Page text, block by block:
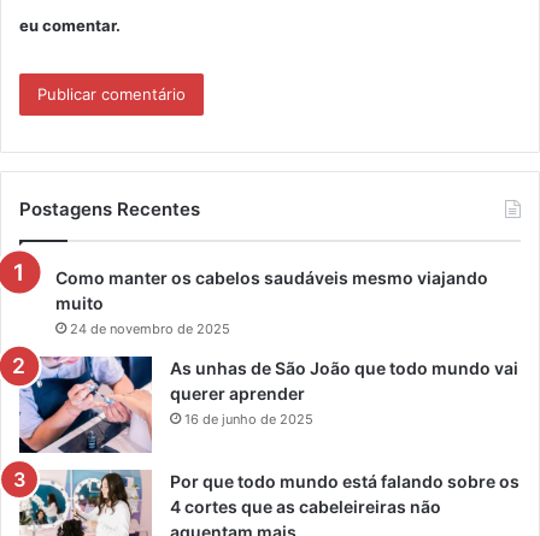
eu comentar.
Postagens Recentes
Como manter os cabelos saudáveis mesmo viajando
muito
24 de novembro de 2025
As unhas de São João que todo mundo vai
querer aprender
16 de junho de 2025
Por que todo mundo está falando sobre os
4 cortes que as cabeleireiras não
aguentam mais